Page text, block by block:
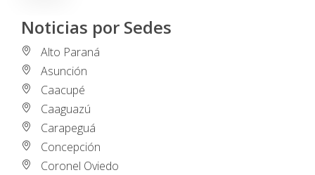
Noticias por Sedes
Alto Paraná
Asunción
Caacupé
Caaguazú
Carapeguá
Concepción
Coronel Oviedo